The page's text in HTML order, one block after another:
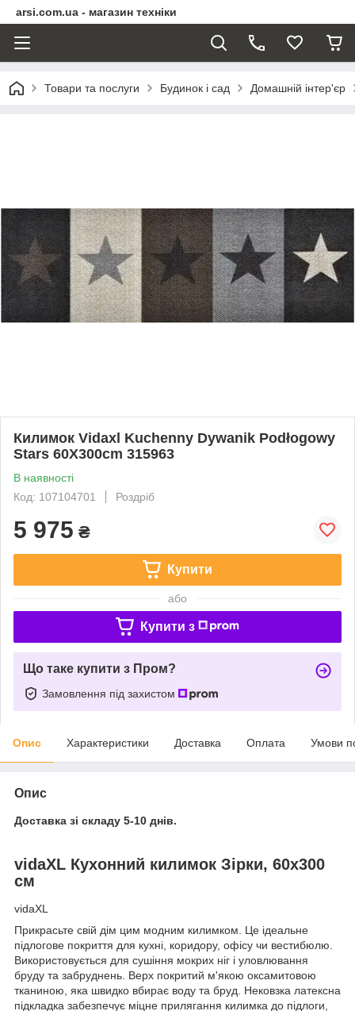
arsi.com.ua - магазин техніки
Товари та послуги Будинок і сад Домашній інтер'єр
Килимок Vidaxl Kuchenny Dywanik Podłogowy
Stars 60X300cm 315963
В наявності
Код: 107104701
Роздріб
5 975 ₴
Купити
або
Купити з
Що таке купити з Пром?
Замовлення під захистом
Опис Характеристики Доставка Оплата Умови
Опис
Доставка зі складу 5-10 днів.
vidaXL Кухонний килимок Зірки, 60x300
см
vidaXL
Прикрасьте свій дім цим модним килимком. Це ідеальне
підлогове покриття для кухні, коридору, офісу чи вестибюлю.
Використовується для сушіння мокрих ніг і уловлювання
бруду та забруднень. Верх покритий м'якою оксамитовою
тканиною, яка швидко вбирає воду та бруд. Нековзка латексна
підкладка забезпечує міцне прилягання килимка до підлоги,